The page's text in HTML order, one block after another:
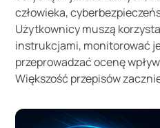
człowieka,
Użytkownicy muszą
instrukcjami, monitorować
przeprowadzać ocenę
Większość przepisów